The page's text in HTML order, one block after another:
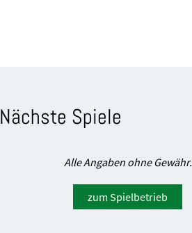
Nächste Spiele
Alle Angaben ohne Gewähr.
zum Spielbetrieb